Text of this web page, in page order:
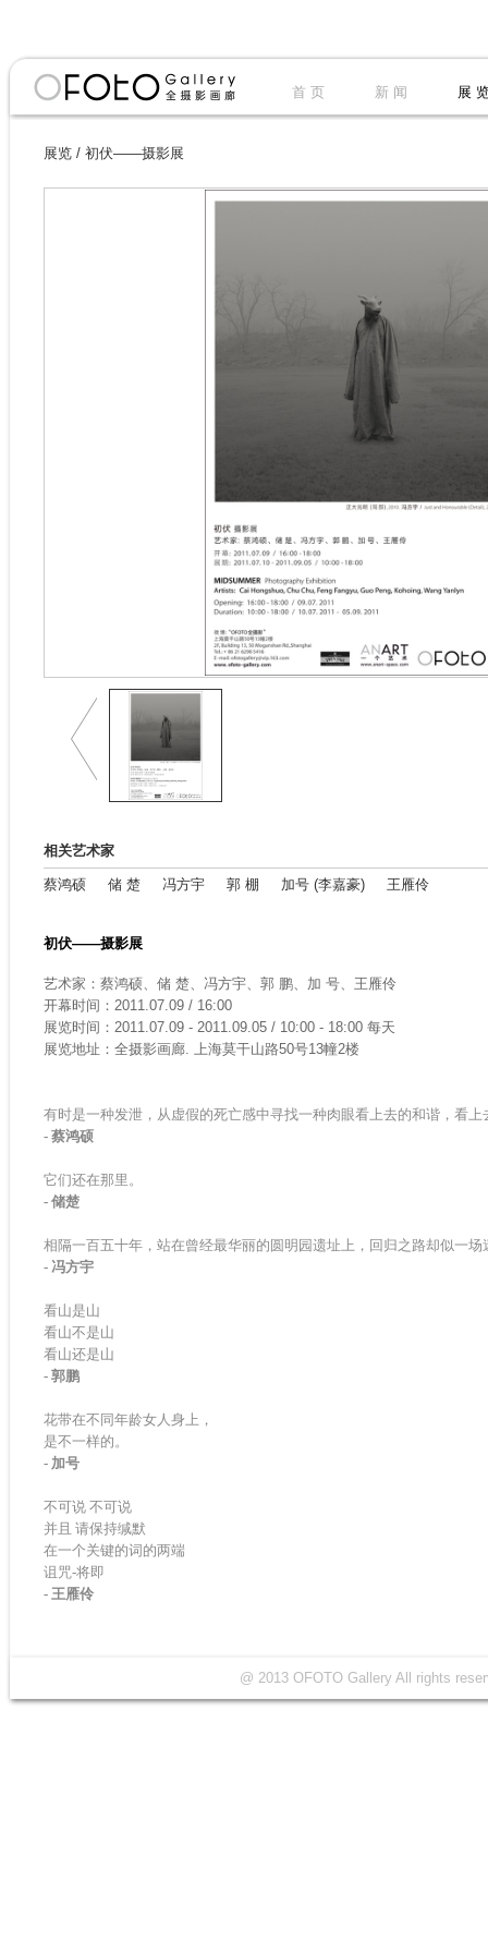
首 页 新 闻 展
展览 / 初伏——摄影展
相关艺术家
蔡鸿硕 储 楚 冯方宇 郭 棚 加号 (李嘉豪) 王雁伶
初伏——摄影展
艺术家：蔡鸿硕、储 楚、冯方宇、郭 鹏、加 号、王雁伶
开幕时间：2011.07.09 / 16:00
展览时间：2011.07.09 - 2011.09.05 / 10:00 - 18:00 每天
展览地址：全摄影画廊. 上海莫干山路50号13幢2楼
有时是一种发泄，从虚假的死亡感中寻找一种肉眼看上去的和谐，看
- 蔡鸿硕
它们还在那里。
- 储楚
相隔一百五十年，站在曾经最华丽的圆明园遗址上，回归之路却似一场
- 冯方宇
看山是山
看山不是山
看山还是山
- 郭鹏
花带在不同年龄女人身上，
是不一样的。
- 加号
不可说 不可说
并且 请保持缄默
在一个关键的词的两端
诅咒-将即
- 王雁伶
@ 2013 OFOTO Gallery All rights